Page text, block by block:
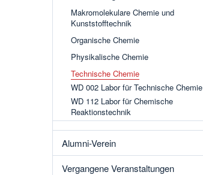
Makromolekulare Chemie und
Kunststofftechnik
Organische Chemie
Physikalische Chemie
Technische Chemie
WD 002 Labor für Technische Chemie
WD 112 Labor für Chemische
Reaktionstechnik
Alumni-Verein
Vergangene Veranstaltungen